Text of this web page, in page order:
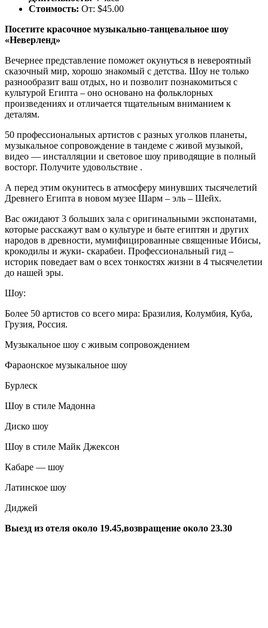
Стоимость: От: $45.00
Посетите красочное музыкально-танцевальное шоу
«Неверленд»
Вечернее представление поможет окунуться в невероятный
сказочный мир, хорошо знакомый с детства. Шоу не только
разнообразит ваш отдых, но и позволит познакомиться с
культурой Египта – оно основано на фольклорных
произведениях и отличается тщательным вниманием к
деталям.
50 профессиональных артистов с разных уголков планеты,
музыкальное сопровождение в тандеме с живой музыкой,
видео — инсталляции и световое шоу приводящие в полный
восторг. Получите удовольствие .
А перед этим окунитесь в атмосферу минувших тысячелетий
Древнего Египта в новом музее Шарм – эль – Шейх.
Вас ожидают 3 больших зала с оригинальными экспонатами,
которые расскажут вам о культуре и быте египтян и других
народов в древности, мумифицированные священные Ибисы,
крокодилы и жуки- скарабеи. Профессиональный гид –
историк поведает вам о всех тонкостях жизни в 4 тысячелетии
до нашей эры.
Шоу:
Более 50 артистов со всего мира: Бразилия, Колумбия, Куба,
Грузия, Россия.
Музыкальное шоу с живым сопровождением
Фараонское музыкальное шоу
Бурлеск
Шоу в стиле Мадонна
Диско шоу
Шоу в стиле Майк Джексон
Кабаре — шоу
Латинское шоу
Диджей
Выезд из отеля около 19.45,возвращение около 23.30